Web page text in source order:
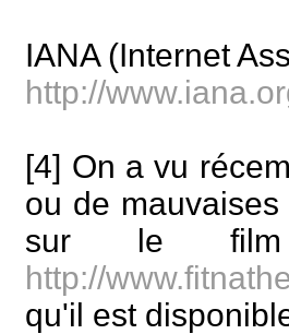
IANA (Internet
http://
[4] On a vu
ou de
sur le film
http://
qu'il est